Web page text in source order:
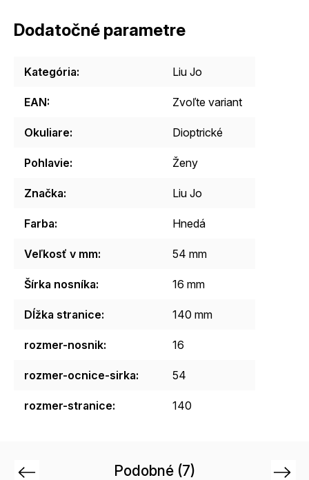
Dodatočné parametre
Kategória: Liu Jo
EAN: Zvoľte variant
Okuliare: Dioptrické
Pohlavie: Ženy
Značka: Liu Jo
Farba: Hnedá
Veľkosť v mm: 54 mm
Šírka nosníka: 16 mm
Dĺžka stranice: 140 mm
rozmer-nosnik: 16
rozmer-ocnice-sirka: 54
rozmer-stranice: 140
Podobné (7)
Previous Next